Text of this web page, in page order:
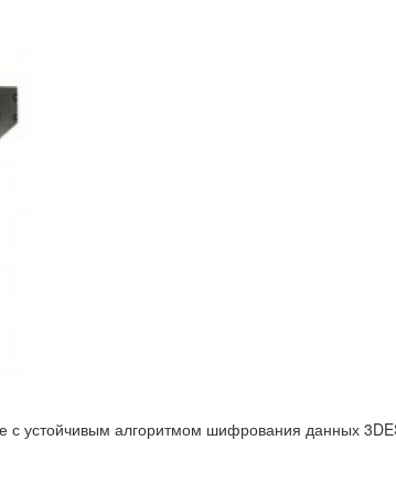
с устойчивым алгоритмом шифрования данных